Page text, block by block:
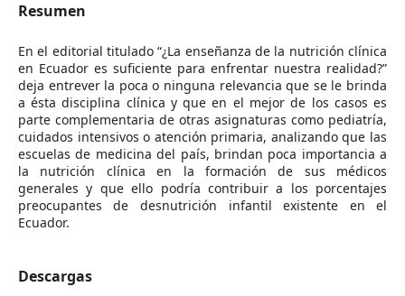
Resumen
En el editorial titulado “¿La enseñanza de la nutrición clínica
en Ecuador es suficiente para enfrentar nuestra realidad?”
deja entrever la poca o ninguna relevancia que se le brinda
a ésta disciplina clínica y que en el mejor de los casos es
parte complementaria de otras asignaturas como pediatría,
cuidados intensivos o atención primaria, analizando que las
escuelas de medicina del país, brindan poca importancia a
la nutrición clínica en la formación de sus médicos
generales y que ello podría contribuir a los porcentajes
preocupantes de desnutrición infantil existente en el
Ecuador.
Descargas